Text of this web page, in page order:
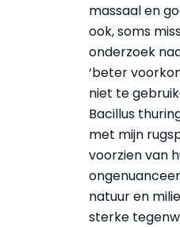
massaal en
ook, soms
onderzoek
‘beter
niet te
Bacillus
met mijn
voorzien van
natuur en
sterke